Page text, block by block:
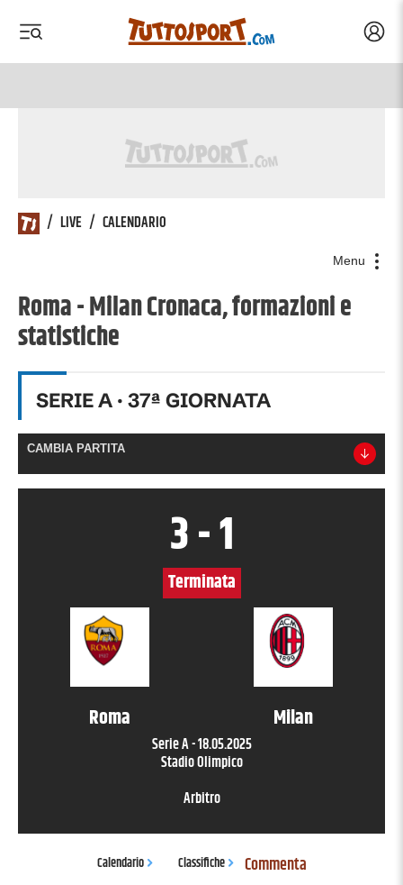
/ LIVE / CALENDARIO
Menu
Roma - Milan Cronaca, formazioni e
statistiche
SERIE A · 37ª GIORNATA
CAMBIA PARTITA
Roma Milan
3-1
Terminata
Serie A-18.05.2025
Stadio Olimpico
Arbitro
Calendario Classifiche Commenta